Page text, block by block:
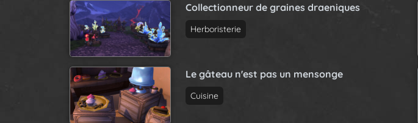
Collectionneur de graines draeniques
Herboristerie
Le gâteau n'est pas un mensonge
Cuisine